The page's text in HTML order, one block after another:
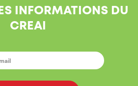
INFORMATIONS DU
CREAI